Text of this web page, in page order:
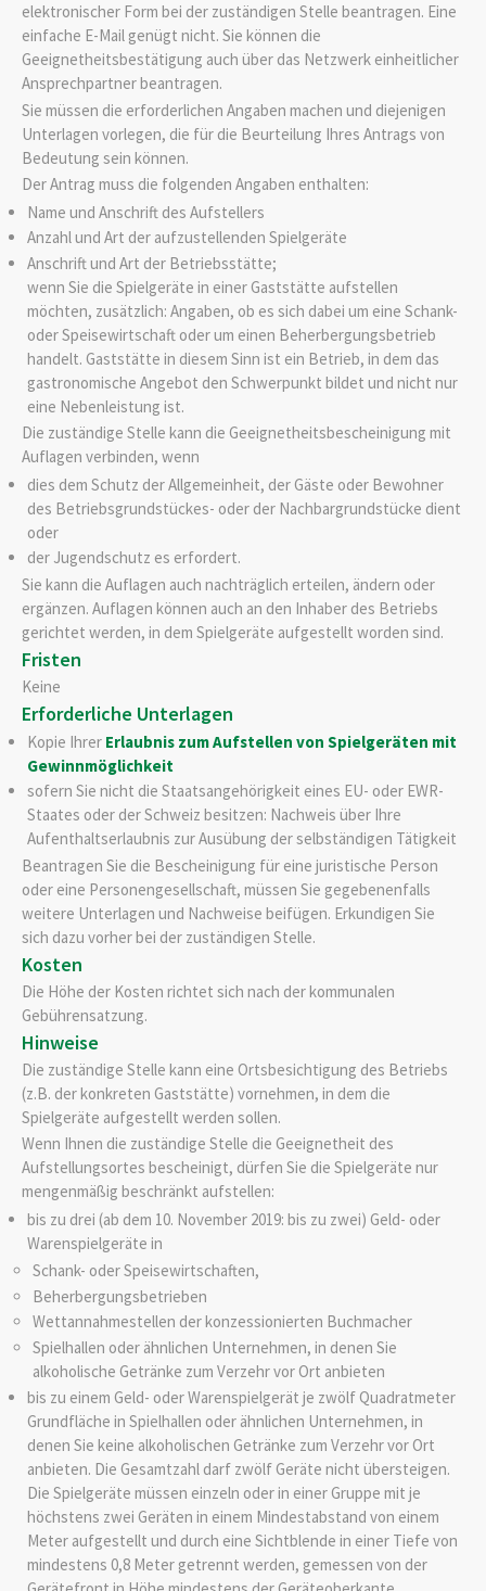
elektronischer Form bei der zuständigen Stelle beantragen. Eine
einfache E-Mail genügt nicht. Sie können die
Geeignetheitsbestätigung auch über das Netzwerk einheitlicher
Ansprechpartner beantragen.
Sie müssen die erforderlichen Angaben machen und diejenigen
Unterlagen vorlegen, die für die Beurteilung Ihres Antrags von
Bedeutung sein können.
Der Antrag muss die folgenden Angaben enthalten:
Name und Anschrift des Aufstellers
Anzahl und Art der aufzustellenden Spielgeräte
Anschrift und Art der Betriebsstätte;
wenn Sie die Spielgeräte in einer Gaststätte aufstellen
möchten, zusätzlich: Angaben, ob es sich dabei um eine Schank-
oder Speisewirtschaft oder um einen Beherbergungsbetrieb
handelt. Gaststätte in diesem Sinn ist ein Betrieb, in dem das
gastronomische Angebot den Schwerpunkt bildet und nicht nur
eine Nebenleistung ist.
Die zuständige Stelle kann die Geeignetheitsbescheinigung mit
Auflagen verbinden, wenn
dies dem Schutz der Allgemeinheit, der Gäste oder Bewohner
des Betriebsgrundstückes- oder der Nachbargrundstücke dient
oder
der Jugendschutz es erfordert.
Sie kann die Auflagen auch nachträglich erteilen, ändern oder
ergänzen. Auflagen können auch an den Inhaber des Betriebs
gerichtet werden, in dem Spielgeräte aufgestellt worden sind.
Fristen
Keine
Erforderliche Unterlagen
Kopie Ihrer Erlaubnis zum Aufstellen von Spielgeräten mit
Gewinnmöglichkeit
sofern Sie nicht die Staatsangehörigkeit eines EU- oder EWR-
Staates oder der Schweiz besitzen: Nachweis über Ihre
Aufenthaltserlaubnis zur Ausübung der selbständigen Tätigkeit
Beantragen Sie die Bescheinigung für eine juristische Person
oder eine Personengesellschaft, müssen Sie gegebenenfalls
weitere Unterlagen und Nachweise beifügen. Erkundigen Sie
sich dazu vorher bei der zuständigen Stelle.
Kosten
Die Höhe der Kosten richtet sich nach der kommunalen
Gebührensatzung.
Hinweise
Die zuständige Stelle kann eine Ortsbesichtigung des Betriebs
(z.B. der konkreten Gaststätte) vornehmen, in dem die
Spielgeräte aufgestellt werden sollen.
Wenn Ihnen die zuständige Stelle die Geeignetheit des
Aufstellungsortes bescheinigt, dürfen Sie die Spielgeräte nur
mengenmäßig beschränkt aufstellen:
bis zu drei (ab dem 10. November 2019: bis zu zwei) Geld- oder
Warenspielgeräte in
Schank- oder Speisewirtschaften,
Beherbergungsbetrieben
Wettannahmestellen der konzessionierten Buchmacher
Spielhallen oder ähnlichen Unternehmen, in denen Sie
alkoholische Getränke zum Verzehr vor Ort anbieten
bis zu einem Geld- oder Warenspielgerät je zwölf Quadratmeter
Grundfläche in Spielhallen oder ähnlichen Unternehmen, in
denen Sie keine alkoholischen Getränke zum Verzehr vor Ort
anbieten. Die Gesamtzahl darf zwölf Geräte nicht übersteigen.
Die Spielgeräte müssen einzeln oder in einer Gruppe mit je
höchstens zwei Geräten in einem Mindestabstand von einem
Meter aufgestellt und durch eine Sichtblende in einer Tiefe von
mindestens 0,8 Meter getrennt werden, gemessen von der